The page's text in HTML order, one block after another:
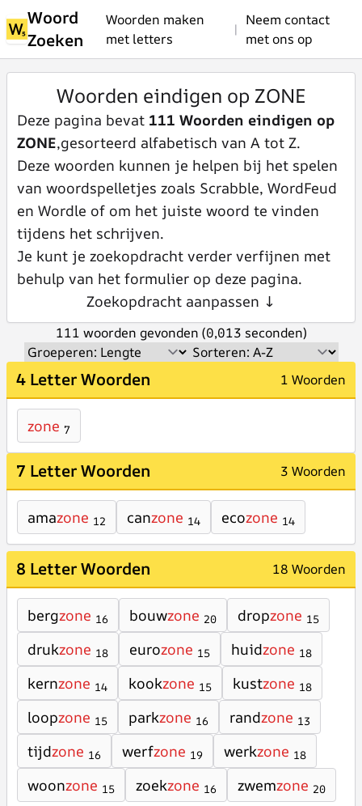
Woord
Zoeken
Woorden maken
met letters
|
Neem contact
met ons op
Woorden eindigen op ZONE
Deze pagina bevat 111 Woorden eindigen op
ZONE,gesorteerd alfabetisch van A tot Z.
Deze woorden kunnen je helpen bij het spelen
van woordspelletjes zoals Scrabble, WordFeud
en Wordle of om het juiste woord te vinden
tijdens het schrijven.
Je kunt je zoekopdracht verder verfijnen met
behulp van het formulier op deze pagina.
Zoekopdracht aanpassen ↓
111 woorden gevonden (0,013 seconden)
4 Letter Woorden 1 Woorden
zone 7
7 Letter Woorden 3 Woorden
amazone 12 canzone 14 ecozone 14
8 Letter Woorden 18 Woorden
bergzone 16 bouwzone 20 dropzone 15
drukzone 18 eurozone 15 huidzone 18
kernzone 14 kookzone 15 kustzone 18
loopzone 15 parkzone 16 randzone 13
tijdzone 16 werfzone 19 werkzone 18
woonzone 15 zoekzone 16 zwemzone 20